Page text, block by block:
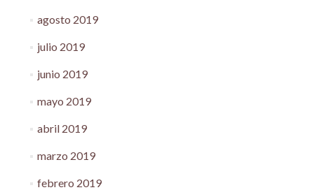
agosto 2019
julio 2019
junio 2019
mayo 2019
abril 2019
marzo 2019
febrero 2019